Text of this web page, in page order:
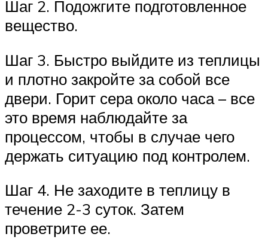
Шаг 2. Подожгите подготовленное
вещество.
Шаг 3. Быстро выйдите из теплицы
и плотно закройте за собой все
двери. Горит сера около часа – все
это время наблюдайте за
процессом, чтобы в случае чего
держать ситуацию под контролем.
Шаг 4. Не заходите в теплицу в
течение 2-3 суток. Затем
проветрите ее.